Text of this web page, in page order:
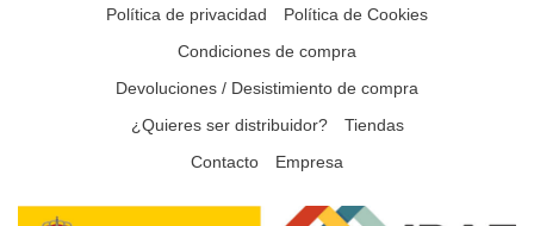
Política de privacidad
Política de Cookies
Condiciones de compra
Devoluciones / Desistimiento de compra
¿Quieres ser distribuidor?
Tiendas
Contacto
Empresa